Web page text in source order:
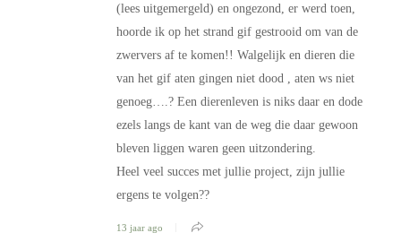
(lees uitgemergeld) en ongezond, er werd toen,
hoorde ik op het strand gif gestrooid om van de
zwervers af te komen!! Walgelijk en dieren die
van het gif aten gingen niet dood , aten ws niet
genoeg….? Een dierenleven is niks daar en dode
ezels langs de kant van de weg die daar gewoon
bleven liggen waren geen uitzondering.
Heel veel succes met jullie project, zijn jullie
ergens te volgen??
13 jaar ago